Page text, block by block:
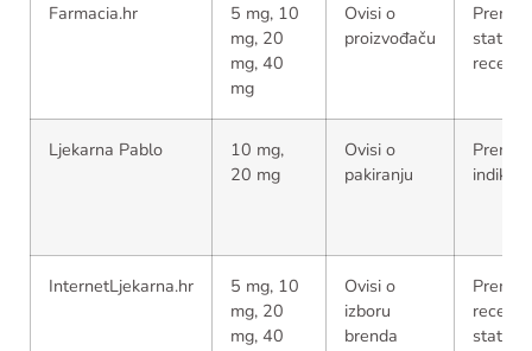
Farmacia.hr
5 mg, 10
mg, 20
mg, 40
mg
Ovisi o
proizvođaču
Prema
statusu
recepta
Ljekarna Pablo
10 mg,
20 mg
Ovisi o
pakiranju
Prema
InternetLjekarna.hr
5 mg, 10
mg, 20
mg, 40
Ovisi o
izboru
brenda
Prema
statusu